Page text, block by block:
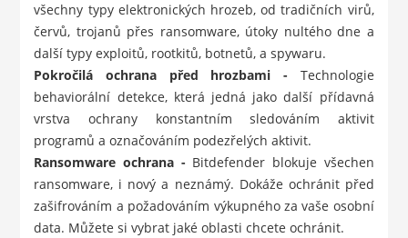
všechny typy elektronických hrozeb, od tradičních virů,
červů, trojanů přes ransomware, útoky nultého dne a
další typy exploitů, rootkitů, botnetů, a spywaru.
Pokročilá ochrana před hrozbami - Technologie
behaviorální detekce, která jedná jako další přídavná
vrstva ochrany konstantním sledováním aktivit
programů a označováním podezřelých aktivit.
Ransomware ochrana - Bitdefender blokuje všechen
ransomware, i nový a neznámý. Dokáže ochránit před
zašifrováním a požadováním výkupného za vaše osobní
data. Můžete si vybrat jaké oblasti chcete ochránit.